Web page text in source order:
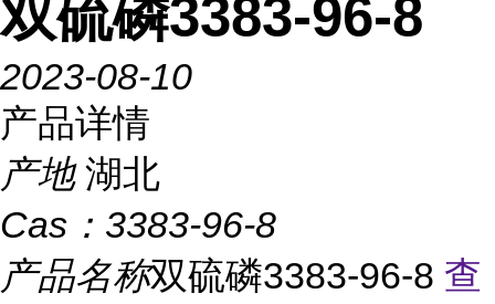
双硫磷3383-96-8
2023-08-10
产品详情
产地 湖北
Cas： 3383-96-8
产品名称双硫磷3383-96-8 查